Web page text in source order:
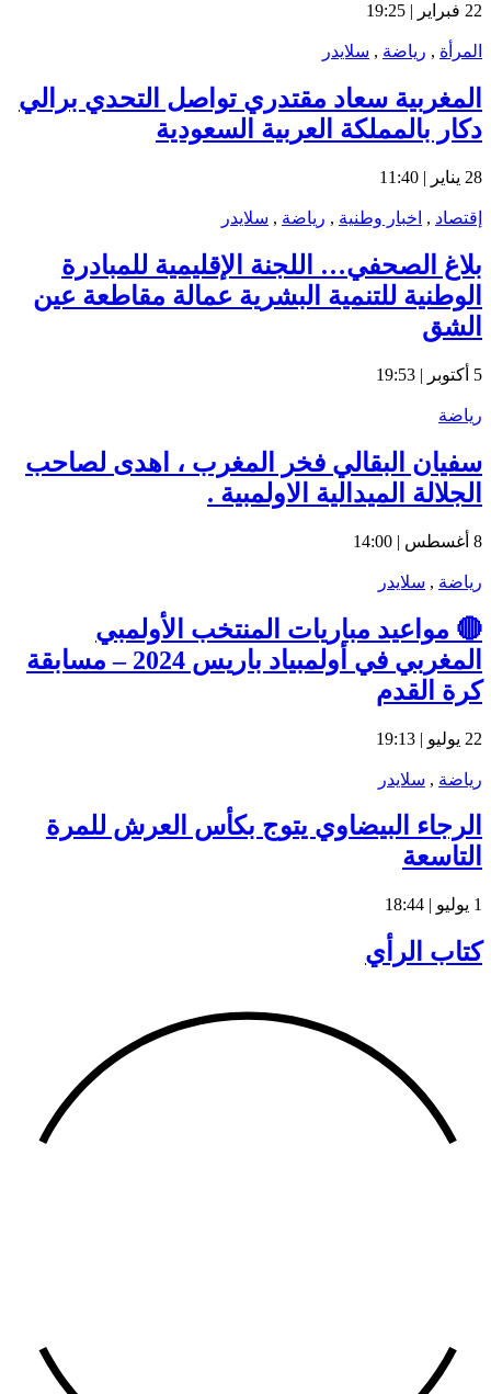
22 فبراير | 19:25
المرأة , رياضة , سلايدر
المغربية سعاد مقتدري تواصل التحدي برالي
دكار بالمملكة العربية السعودية
28 يناير | 11:40
إقتصاد , اخبار وطنية , رياضة , سلايدر
بلاغ الصحفي… اللجنة الإقليمية للمبادرة
الوطنية للتنمية البشرية عمالة مقاطعة عين
الشق
5 أكتوبر | 19:53
رياضة
سفيان البقالي فخر المغرب ، اهدى لصاحب
الجلالة الميدالية الاولمبية .
8 أغسطس | 14:00
رياضة , سلايدر
🔴 مواعيد مباريات المنتخب الأولمبي
المغربي في أولمبياد باريس 2024 – مسابقة
كرة القدم
22 يوليو | 19:13
رياضة , سلايدر
الرجاء البيضاوي يتوج بكأس العرش للمرة
التاسعة
1 يوليو | 18:44
كتاب الرأي